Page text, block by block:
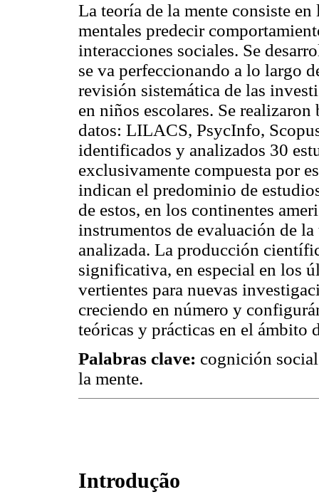
La teoría de la mente consiste
mentales predecir
interacciones sociales. Se
se va perfeccionando a lo largo
revisión sistemática de las
en niños escolares. Se realizaron
datos: LILACS, PsycInfo,
identificados y analizados 30
exclusivamente compuesta por
indican el predominio de
de estos, en los continentes
instrumentos de evaluación de
analizada. La producción
significativa, en especial en los
vertientes para nuevas
creciendo en número y
teóricas y prácticas en el ámbito
Palabras clave: cognición
la mente.
Introdução